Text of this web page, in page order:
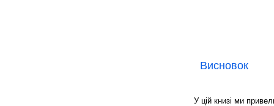
Висновок
У цій книзі ми